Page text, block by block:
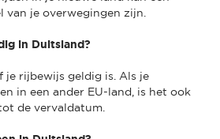
van je overwegingen zijn.
in Duitsland?
je rijbewijs geldig is. Als je
in een ander EU-land, is het ook
de vervaldatum.